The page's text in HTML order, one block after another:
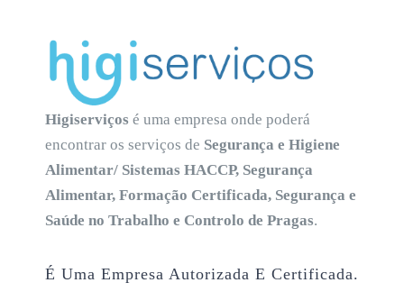
Higiserviços é uma empresa onde poderá
encontrar os serviços de Segurança e Higiene
Alimentar/ Sistemas HACCP, Segurança
Alimentar, Formação Certificada, Segurança e
Saúde no Trabalho e Controlo de Pragas.
É Uma Empresa Autorizada E Certificada.